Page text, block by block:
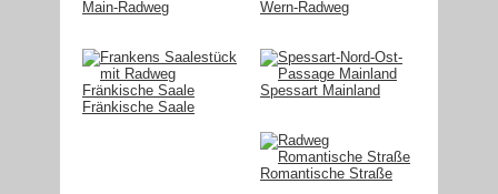
Main-Radweg Wern-Radweg
Fränkische Saale
Spessart Mainland
Romantische Straße